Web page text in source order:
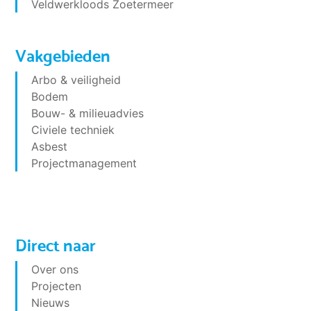
Veldwerkloods Zoetermeer
Vakgebieden
Arbo & veiligheid
Bodem
Bouw- & milieuadvies
Civiele techniek
Asbest
Projectmanagement
Direct naar
Over ons
Projecten
Nieuws